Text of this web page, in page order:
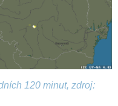
120 minut, zdroj: